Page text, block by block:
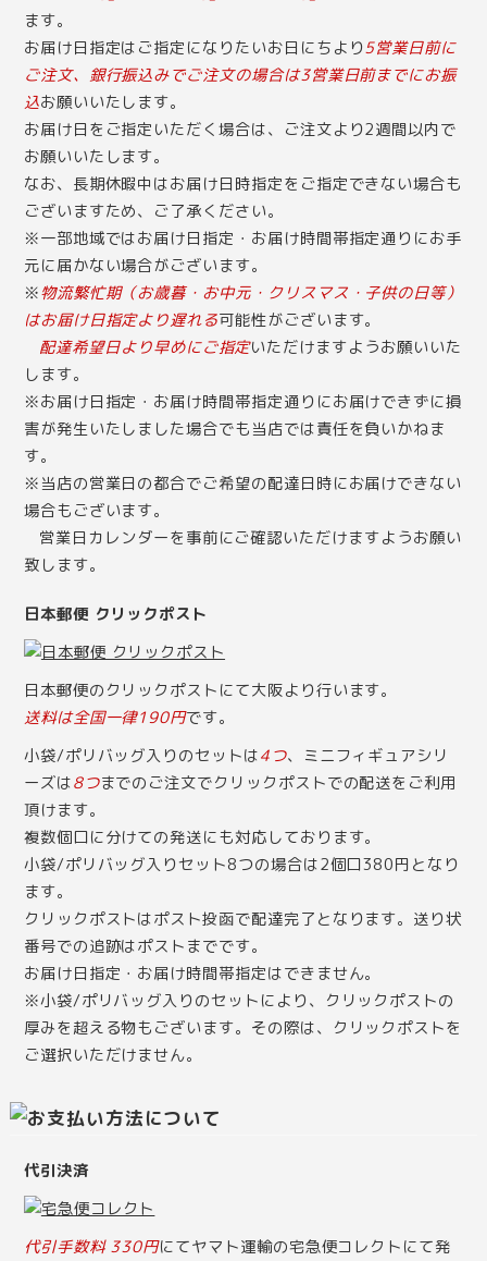
ます。
お届け日指定はご指定になりたいお日にちより5営業日前に
ご注文、銀行振込みでご注文の場合は3営業日前までにお振
込お願いいたします。
お届け日をご指定いただく場合は、ご注文より2週間以内で
お願いいたします。
なお、長期休暇中はお届け日時指定をご指定できない場合も
ございますため、ご了承ください。
※一部地域ではお届け日指定・お届け時間帯指定通りにお手
元に届かない場合がございます。
※物流繁忙期（お歳暮・お中元・クリスマス・子供の日等）
はお届け日指定より遅れる可能性がございます。
配達希望日より早めにご指定いただけますようお願いいた
します。
※お届け日指定・お届け時間帯指定通りにお届けできずに損
害が発生いたしました場合でも当店では責任を負いかねま
す。
※当店の営業日の都合でご希望の配達日時にお届けできない
場合もございます。
営業日カレンダーを事前にご確認いただけますようお願い
致します。
日本郵便 クリックポスト
日本郵便のクリックポストにて大阪より行います。
送料は全国一律190円です。
小袋/ポリバッグ入りのセットは4つ、ミニフィギュアシリ
ーズは8つまでのご注文でクリックポストでの配送をご利用
頂けます。
複数個口に分けての発送にも対応しております。
小袋/ポリバッグ入りセット8つの場合は2個口380円となり
ます。
クリックポストはポスト投函で配達完了となります。送り状
番号での追跡はポストまでです。
お届け日指定・お届け時間帯指定はできません。
※小袋/ポリバッグ入りのセットにより、クリックポストの
厚みを超える物もございます。その際は、クリックポストを
ご選択いただけません。
代引決済
代引手数料 330円にてヤマト運輸の宅急便コレクトにて発